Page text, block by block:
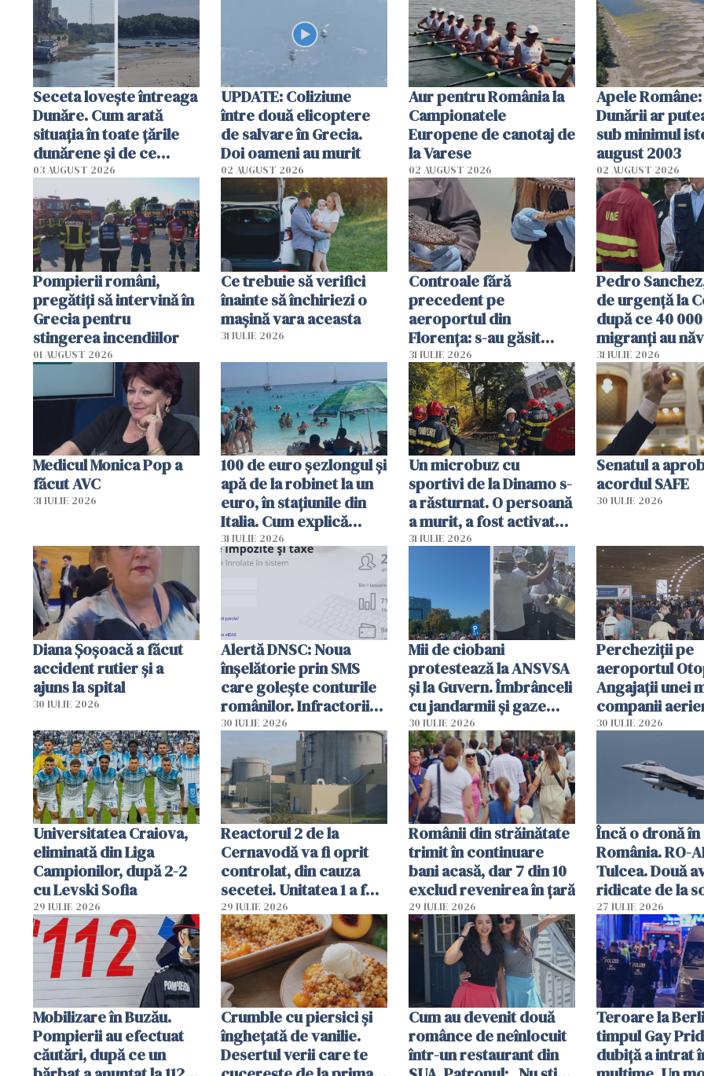
Seceta lovește întreaga
Dunăre. Cum arată
situația în toate țările
dunărene și de ce
România resimte
efectele, deși a plouat
în iulie
03 AUGUST 2026
UPDATE: Coliziune
între două elicoptere
de salvare în Grecia.
Doi oameni au murit
02 AUGUST 2026
Aur pentru România la
Campionatele
Europene de canotaj de
la Varese
02 AUGUST 2026
Apele
Dunării ar
sub minimul
august 2003
02 AUGUST 2026
Pompierii români,
pregătiţi să intervină în
Grecia pentru
stingerea incendiilor
01 AUGUST 2026
Ce trebuie să verifici
înainte să închiriezi o
mașină vara aceasta
31 IULIE 2026
Controale fără
precedent pe
aeroportul din
Florența: s-au găsit
capete de aligator și o
sumă imensă de bani
31 IULIE 2026
Pedro
de urgență la
după ce 40
migranți au
teritoriul
mobiliza toate
resursele"
31 IULIE 2026
Medicul Monica Pop a
făcut AVC
31 IULIE 2026
100 de euro șezlongul și
apă de la robinet la un
euro, în stațiunile din
Italia. Cum explică
autoritățile
31 IULIE 2026
Un microbuz cu
sportivi de la Dinamo s-
a răsturnat. O persoană
a murit, a fost activat
planul roșu de
31 IULIE 2026
Senatul a
acordul SAFE
30 IULIE 2026
Diana Șoșoacă a făcut
accident rutier și a
ajuns la spital
30 IULIE 2026
Alertă DNSC: Noua
înșelătorie prin SMS
care golește conturile
românilor. Infractorii
folosesc numele
Ghișeul.ro și al Poliției
Române
30 IULIE 2026
Mii de ciobani
protestează la ANSVSA
și la Guvern. Îmbrânceli
cu jandarmii și gaze
lacrimogene
30 IULIE 2026
Percheziții pe
aeroportul
Angajații unei
companii
parfumuri,
vânzării
30 IULIE 2026
Universitatea Craiova,
eliminată din Liga
Campionilor, după 2-2
cu Levski Sofia
29 IULIE 2026
Reactorul 2 de la
Cernavodă va fi oprit
controlat, din cauza
secetei. Unitatea 1 a fost
deja oprită
29 IULIE 2026
Românii din străinătate
trimit în continuare
bani acasă, dar 7 din 10
exclud revenirea în țară
29 IULIE 2026
Încă o dronă în
România. RO-
Tulcea. Două
ridicate de la
27 IULIE 2026
Mobilizare în Buzău.
Pompierii au efectuat
căutări, după ce un
Crumble cu piersici și
înghețată de vanilie.
Desertul verii care te
Cum au devenit două
românce de neînlocuit
într-un restaurant din
Teroare la
timpul Gay
dubiță a intrat